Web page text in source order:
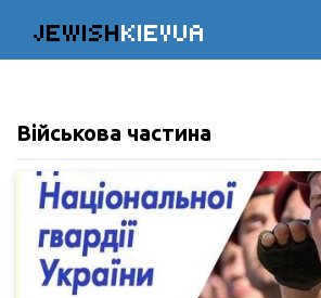
JEWISHKIEVUA
Військова частина